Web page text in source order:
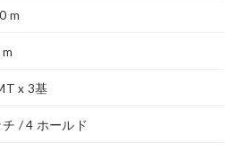
m
x 3基
/ 4 ホールド